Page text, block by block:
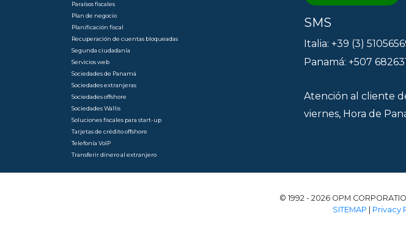
Paraísos fiscales
Plan de negocio
Planificación fiscal
Recuperación de cuentas bloqueadas
Segunda ciudadanía
Servicios web
Sociedades de Panamá
Sociedades extranjeras
Sociedades offshore
Sociedades Wallis
Soluciones fiscales para start-up
Tarjetas de crédito offshore
Telefonía VoIP
Transferir dinero al extranjero
SMS
Italia: +39 (3)
Panamá: +507
Atención al cliente
viernes, Hora de
© 1992 - 2026 OPM
SITEMAP
Privacy